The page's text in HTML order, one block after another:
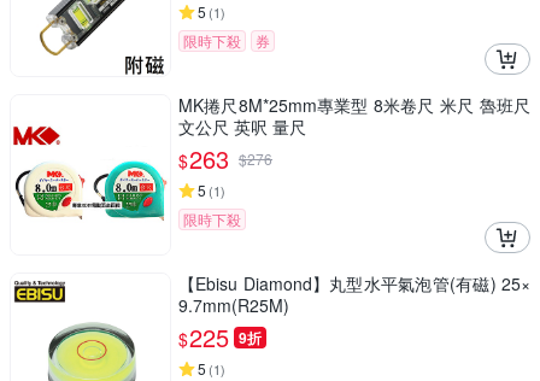
5 (1)
限時下殺 券
MK捲尺8M*25mm專業型 8米卷尺 米尺 魯班尺
文公尺 英呎 量尺
$263 $276
5 (1)
限時下殺
【Ebisu Diamond】丸型水平氣泡管(有磁) 25×
9.7mm(R25M)
$225 9折
5 (1)